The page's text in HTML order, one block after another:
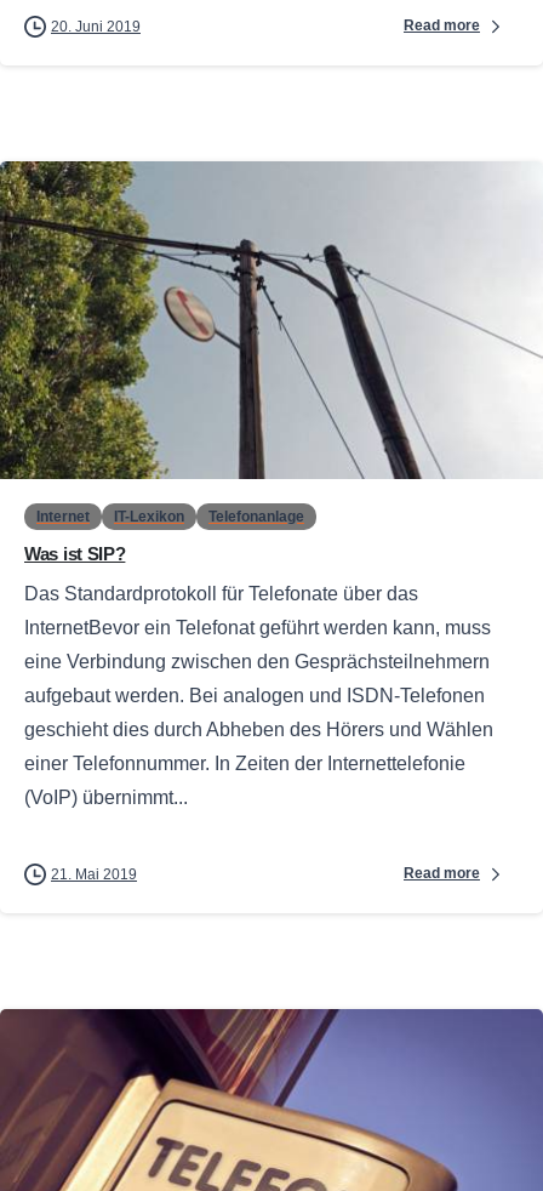
20. Juni 2019 Read more
Internet IT-Lexikon Telefonanlage
Was ist SIP?
Das Standardprotokoll für Telefonate über das
InternetBevor ein Telefonat geführt werden kann, muss
eine Verbindung zwischen den Gesprächsteilnehmern
aufgebaut werden. Bei analogen und ISDN-Telefonen
geschieht dies durch Abheben des Hörers und Wählen
einer Telefonnummer. In Zeiten der Internettelefonie
(VoIP) übernimmt...
21. Mai 2019 Read more